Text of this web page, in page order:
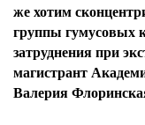
же хотим
группы гумусовых
затруднения при
магистрант
Валерия